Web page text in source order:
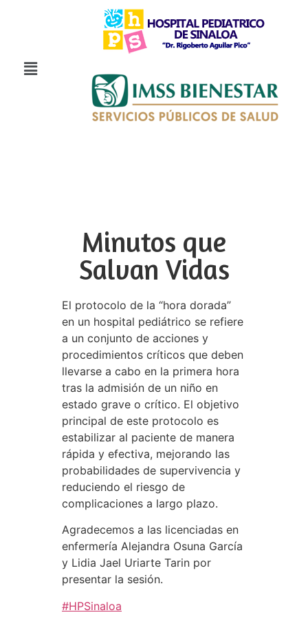
Minutos que
Salvan Vidas
El protocolo de la “hora dorada”
en un hospital pediátrico se refiere
a un conjunto de acciones y
procedimientos críticos que deben
llevarse a cabo en la primera hora
tras la admisión de un niño en
estado grave o crítico. El objetivo
principal de este protocolo es
estabilizar al paciente de manera
rápida y efectiva, mejorando las
probabilidades de supervivencia y
reduciendo el riesgo de
complicaciones a largo plazo.
Agradecemos a las licenciadas en
enfermería Alejandra Osuna García
y Lidia Jael Uriarte Tarin por
presentar la sesión.
#HPSinaloa